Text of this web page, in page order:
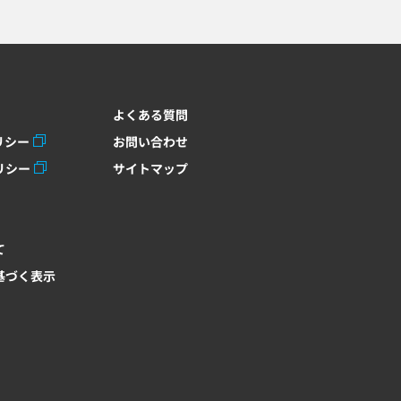
シー
シー
づく表示
よくある質問
お問い合わせ
サイトマップ